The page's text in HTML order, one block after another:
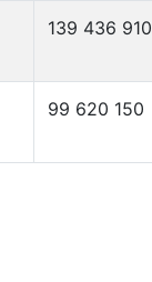
139 436 910
99 620 150